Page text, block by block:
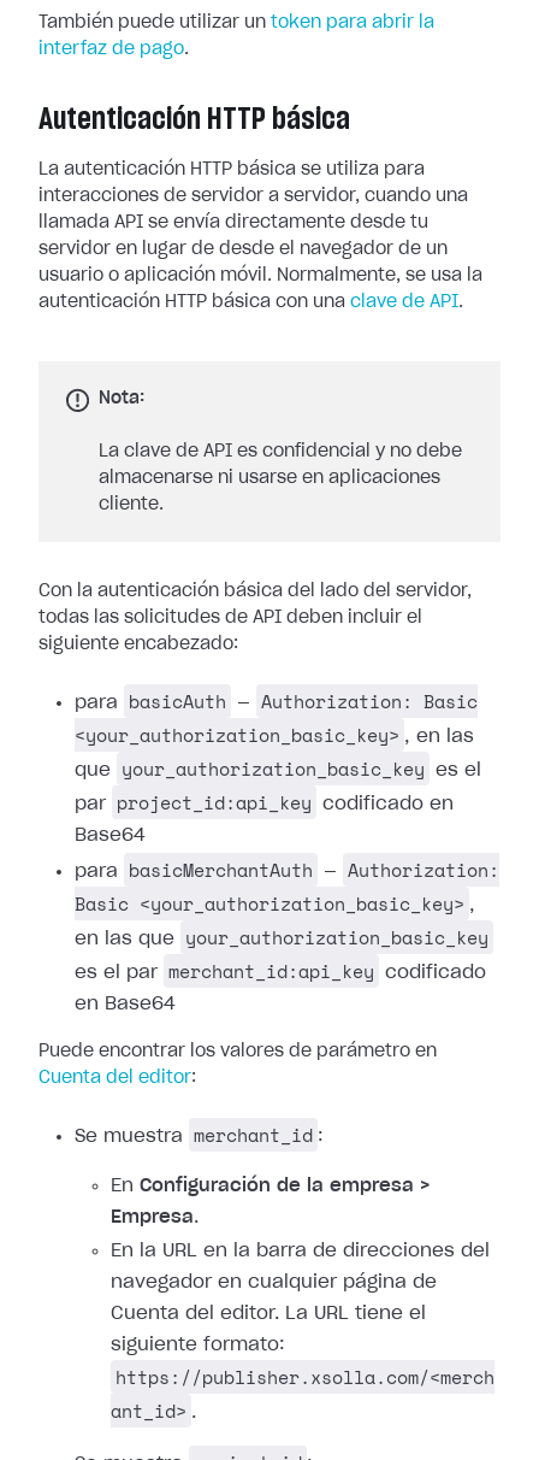
También puede utilizar un token para abrir la
interfaz de pago.
Autenticación HTTP básica
La autenticación HTTP básica se utiliza para
interacciones de servidor a servidor, cuando una
llamada API se envía directamente desde tu
servidor en lugar de desde el navegador de un
usuario o aplicación móvil. Normalmente, se usa la
autenticación HTTP básica con una clave de API.
Nota:
La clave de API es confidencial y no debe
almacenarse ni usarse en aplicaciones
cliente.
Con la autenticación básica del lado del servidor,
todas las solicitudes de API deben incluir el
siguiente encabezado:
para basicAuth —
Authorization: Basic
<your_authorization_basic_key> , en las
que
your_authorization_basic_key
es el
par project_id:api_key
codificado en
Base64
para
basicMerchantAuth —
Authorization:
Basic <your_authorization_basic_key> ,
en las que
your_authorization_basic_key
es el par merchant_id:api_key
codificado
en Base64
Puede encontrar los valores de parámetro en
Cuenta del editor:
Se muestra merchant_id :
En Configuración de la empresa >
Empresa.
En la URL en la barra de direcciones del
navegador en cualquier página de
Cuenta del editor. La URL tiene el
siguiente formato:
https://publisher.xsolla.com/<merch
ant_id> .